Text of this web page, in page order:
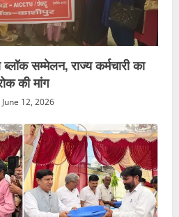
सम्मेलन, राज्य कर्मचारी का
की मांग
June 12, 2026